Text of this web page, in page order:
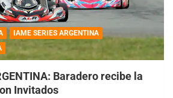
IAME SERIES ARGENTINA
Baradero recibe la
Invitados